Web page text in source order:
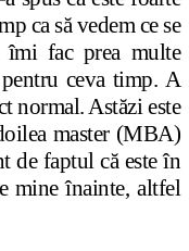
ca să vedem ce se
fac prea multe
ceva timp. A
normal. Astăzi este
master (MBA)
de faptul că este în
mine înainte, altfel